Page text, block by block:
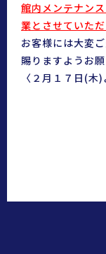
館内メンテナンス
業とさせていただ
お客様には大変
賜りますようお願
〈２月１７日(木